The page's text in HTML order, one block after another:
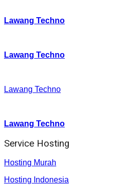
Lawang Techno
Lawang Techno
Lawang Techno
Lawang Techno
Service Hosting
Hosting Murah
Hosting Indonesia